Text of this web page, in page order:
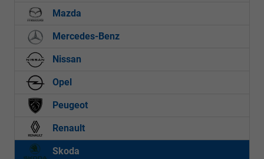
Mazda
Mercedes-Benz
Nissan
Opel
Peugeot
Renault
Skoda